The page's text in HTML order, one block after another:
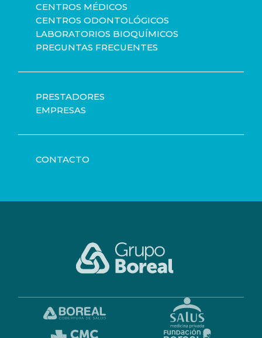
CENTROS MÉDICOS
CENTROS ODONTOLÓGICOS
LABORATORIOS BIOQUÍMICOS
PREGUNTAS FRECUENTES
PRESTADORES
EMPRESAS
CONTACTO